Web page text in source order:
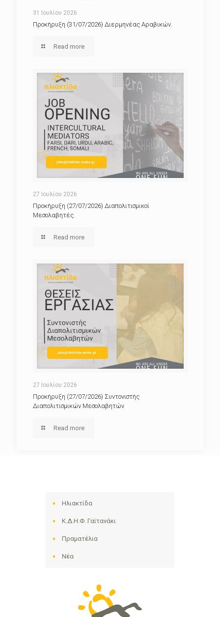
31 Ιουλίου 2026
Προκήρυξη (31/07/2026) Διερμηνέας Αραβικών.
Read more
27 Ιουλίου 2026
Προκήρυξη (27/07/2026) Διαπολιτισμικοί
Μεσολαβητές.
Read more
27 Ιουλίου 2026
Προκήρυξη (27/07/2026) Συντονιστής
Διαπολιτισμικών Μεσολαβητών
Read more
Ηλιακτίδα
Κ.Δ.Η.Φ. Γαϊτανάκι
Πραματέλια
Νέα